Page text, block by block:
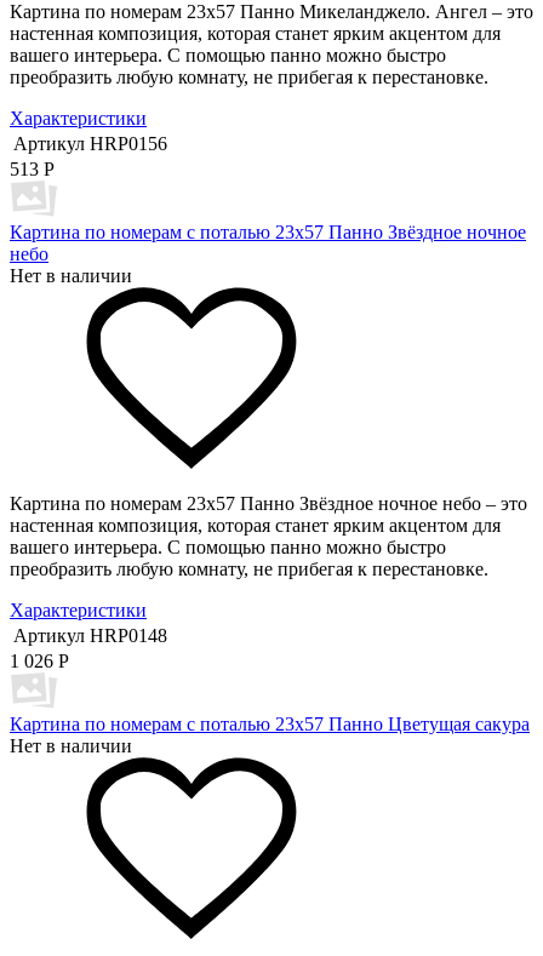
Картина по номерам 23х57 Панно Микеланджело. Ангел – это
настенная композиция, которая станет ярким акцентом для
вашего интерьера. С помощью панно можно быстро
преобразить любую комнату, не прибегая к перестановке.
Характеристики
Артикул HRP0156
513 Р
Картина по номерам с поталью 23х57 Панно Звёздное ночное
небо
Нет в наличии
Картина по номерам 23х57 Панно Звёздное ночное небо – это
настенная композиция, которая станет ярким акцентом для
вашего интерьера. С помощью панно можно быстро
преобразить любую комнату, не прибегая к перестановке.
Характеристики
Артикул HRP0148
1 026 Р
Картина по номерам с поталью 23х57 Панно Цветущая сакура
Нет в наличии